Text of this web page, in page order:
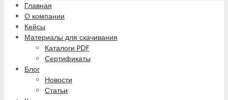
Главная
О компании
Кейсы
Материалы для скачивания
Каталоги PDF
Сертификаты
Блог
Новости
Статьи